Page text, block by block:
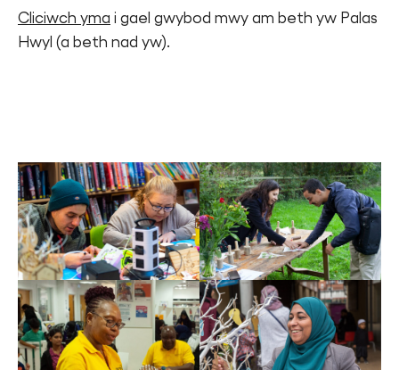
Cliciwch yma i gael gwybod mwy am beth yw Palas
Hwyl (a beth nad yw).